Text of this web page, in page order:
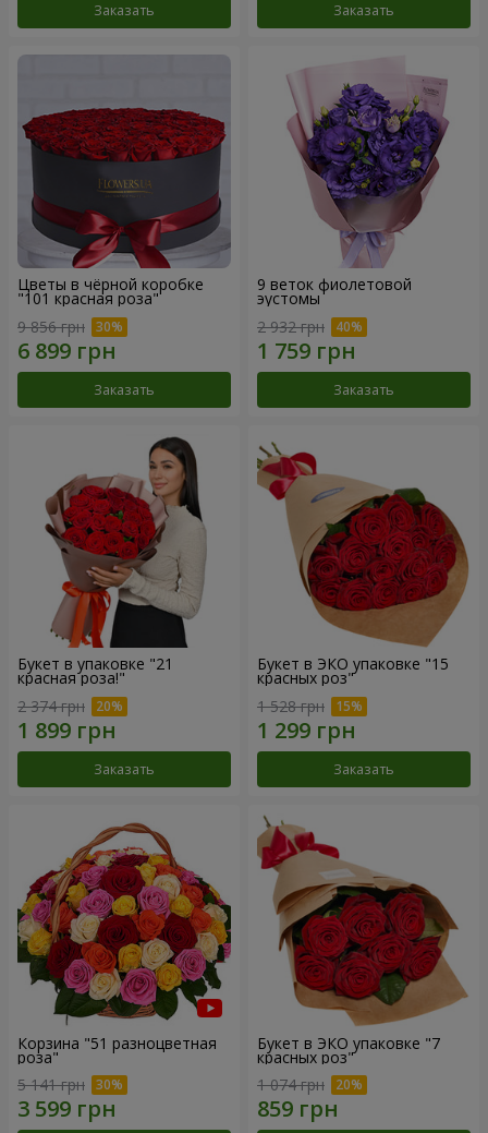
Заказать Заказать
Цветы в чёрной коробке
"101 красная роза"
9 856 грн
Заказать
9 веток фиолетовой
эустомы
2 932 грн
Заказать
Букет в упаковке "21
красная роза!"
2 374 грн
Заказать
Букет в ЭКО упаковке "15
красных роз"
1 528 грн
Заказать
Корзина "51 разноцветная
роза"
5 141 грн
Букет в ЭКО упаковке "7
красных роз"
1 074 грн